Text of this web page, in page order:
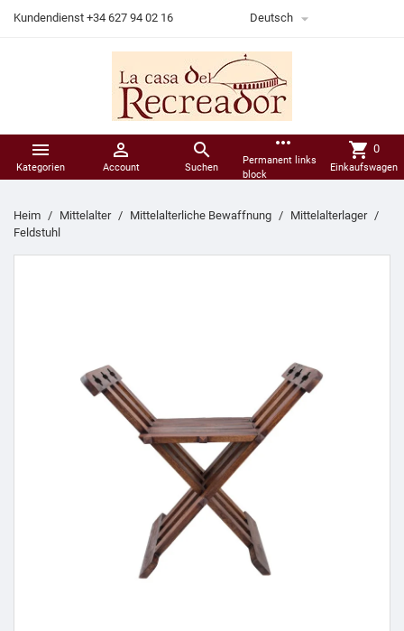
Kundendienst +34 627 94 02 16 Deutsch 

Kategorien

Account

Suchen
more_horiz
Permanent links
block
shopping_cart 0
Einkaufswagen
Heim Mittelalter Mittelalterliche Bewaffnung
Mittelalterlager
Feldstuhl